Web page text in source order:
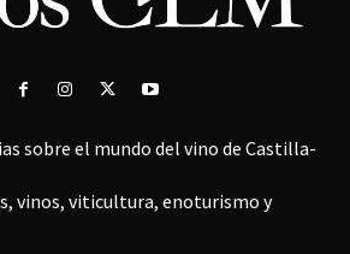
sobre el mundo del vino de Castilla-
vinos, viticultura, enoturismo y